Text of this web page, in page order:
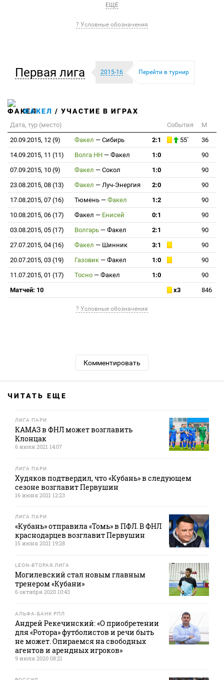
ЕЩЕ
? Условные обозначения
Первая лига 2015-16 Перейти в турнир
ФАКЕЛ / УЧАСТИЕ В ИГРАХ
Дата, тур (место) События
М
20.09.2015, 12 (9)
Факел — Сибирь 2:1 55`
36
14.09.2015, 11 (11)
Волга НН — Факел 1:0
90
07.09.2015, 10 (9)
Факел — Сокол 1:0
90
23.08.2015, 08 (13)
Факел — Луч-Энергия 2:0
90
17.08.2015, 07 (16)
Тюмень — Факел 1:2
90
10.08.2015, 06 (17)
Факел — Енисей 0:1
90
03.08.2015, 05 (17)
Волгарь — Факел 2:1
90
27.07.2015, 04 (16)
Факел — Шинник 3:1
90
20.07.2015, 03 (19)
Газовик — Факел 1:0
90
11.07.2015, 01 (17)
Тосно — Факел 1:0
90
Матчей: 10
x3 846
? Условные обозначения
Комментировать
ЧИТАТЬ ЕЩЕ
ЛИГА ПАРИ
КАМАЗ в ФНЛ может возглавить
Клонцак
6 июля 2021 14:07
ЛИГА ПАРИ
Худяков подтвердил, что «Кубань» в следующем
сезоне возглавит Первушин
16 июня 2021 12:23
ЛИГА ПАРИ
«Кубань» отправила «Томь» в ПФЛ. В ФНЛ
краснодарцев возглавит Первушин
15 июня 2021 19:28
LEON-ВТОРАЯ ЛИГА
Могилевский стал новым главным
тренером «Кубани»
6 октября 2020 10:43
АЛЬФА-БАНК РПЛ
Андрей Рекечинский: «О приобретении
для «Ротора» футболистов и речи быть
не может. Опираемся на свободных
агентов и арендных игроков»
9 июля 2020 08:21